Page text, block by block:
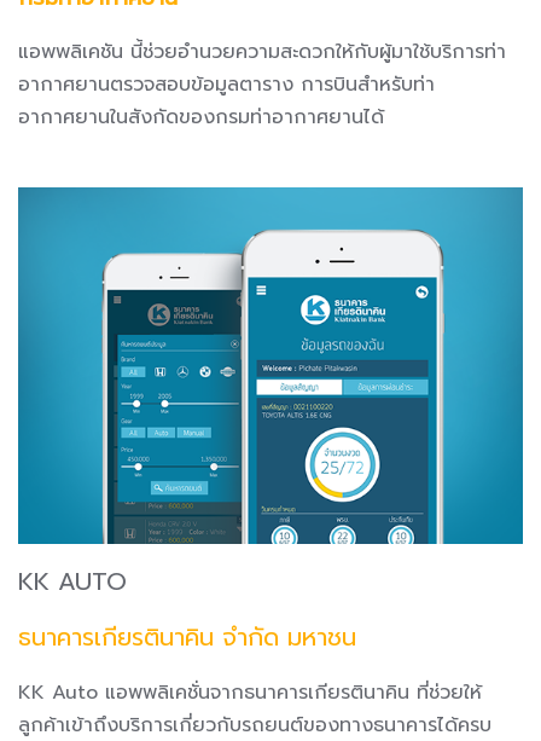
แอพพลิเคชัน นี้ช่วยอำนวยความสะดวกให้กับผู้มาใช้บริการท่า
อากาศยานตรวจสอบข้อมูลตาราง การบินสำหรับท่า
อากาศยานในสังกัดของกรมท่าอากาศยานได้
KK AUTO
ธนาคารเกียรตินาคิน จำกัด มหาชน
KK Auto แอพพลิเคชั่นจากธนาคารเกียรตินาคิน ที่ช่วยให้
ลูกค้าเข้าถึงบริการเกี่ยวกับรถยนต์ของทางธนาคารได้ครบ